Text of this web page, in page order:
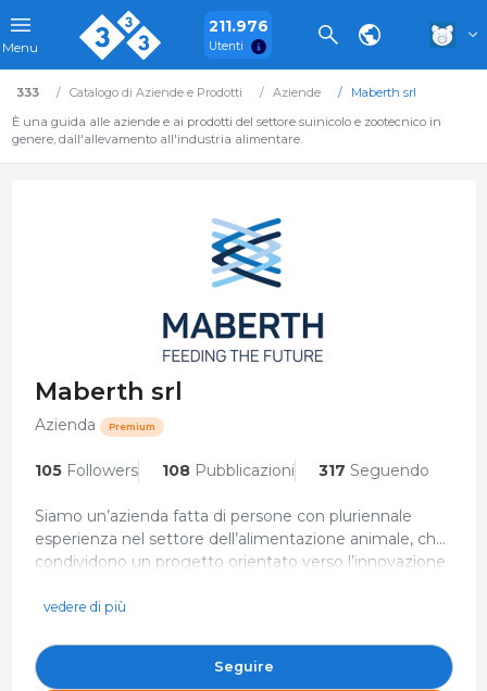
Menu
211.976
Utenti
333 Catalogo di Aziende e Prodotti Aziende
Maberth srl
È una guida alle aziende e ai prodotti del settore suinicolo e zootecnico in
genere, dall'allevamento all'industria alimentare.
Maberth srl
Azienda Premium
105Followers 108Pubblicazioni 317 Seguendo
Siamo un’azienda fatta di persone con pluriennale
esperienza nel settore dell’alimentazione animale, che
condividono un progetto orientato verso l’innovazione
disposizione i nostri professionisti, tecnici italiani ed
dell’allevamento - Nutrizione - Formazione -
Biosicurezza - Profilassi - Analisi dei costi
info@maberth.it
Via Parigi, 3 46047 Mantova Italia
vedere di più
Seguire